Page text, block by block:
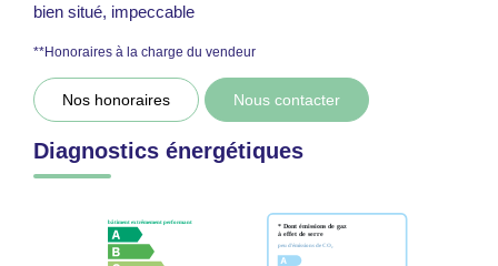
bien situé, impeccable
**Honoraires à la charge du vendeur
Nos honoraires Nous contacter
Diagnostics énergétiques